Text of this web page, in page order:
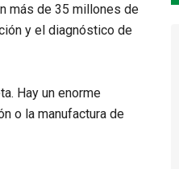
más de 35 millones de
y el diagnóstico de
Hay un enorme
o la manufactura de